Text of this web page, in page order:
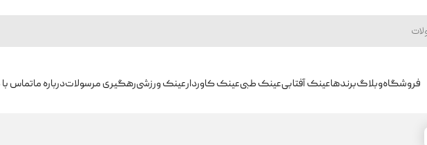
فروشگاهوبلاگبرندهاعینک آفتابیعینک طبیعینک کاوردارعینک ورزشیرهگیری مرسولاتدرباره ماتماس با